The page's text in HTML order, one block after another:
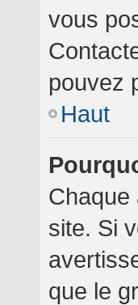
vous
pouvez
Haut
Chaque
site. Si
que le